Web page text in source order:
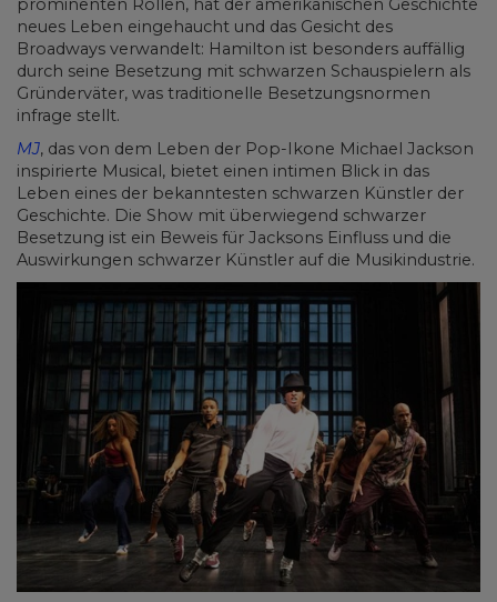
prominenten Rollen, hat der amerikanischen Geschichte
neues Leben eingehaucht und das Gesicht des
Broadways verwandelt: Hamilton ist besonders auffällig
durch seine Besetzung mit schwarzen Schauspielern als
Gründerväter, was traditionelle Besetzungsnormen
infrage stellt.
MJ, das von dem Leben der Pop-Ikone Michael Jackson
inspirierte Musical, bietet einen intimen Blick in das
Leben eines der bekanntesten schwarzen Künstler der
Geschichte. Die Show mit überwiegend schwarzer
Besetzung ist ein Beweis für Jacksons Einfluss und die
Auswirkungen schwarzer Künstler auf die Musikindustrie.